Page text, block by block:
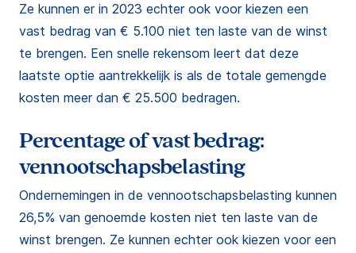
Ze kunnen er in 2023 echter ook voor kiezen een
vast bedrag van € 5.100 niet ten laste van de winst
te brengen. Een snelle rekensom leert dat deze
laatste optie aantrekkelijk is als de totale gemengde
kosten meer dan € 25.500 bedragen.
Percentage of vast bedrag:
vennootschapsbelasting
Ondernemingen in de vennootschapsbelasting kunnen
26,5% van genoemde kosten niet ten laste van de
winst brengen. Ze kunnen echter ook kiezen voor een